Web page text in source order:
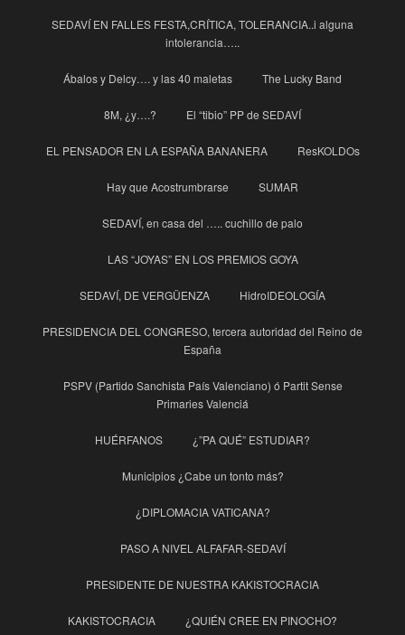
SEDAVÍ EN FALLES FESTA,CRÍTICA, TOLERANCIA..i alguna
intolerancia…..
Ábalos y Delcy…. y las 40 maletas The Lucky Band
8M, ¿y….? El “tibio” PP de SEDAVÍ
EL PENSADOR EN LA ESPAÑA BANANERA ResKOLDOs
Hay que Acostrumbrarse SUMAR
SEDAVÍ, en casa del ….. cuchillo de palo
LAS “JOYAS” EN LOS PREMIOS GOYA
SEDAVÍ, DE VERGÜENZA HidroIDEOLOGÍA
PRESIDENCIA DEL CONGRESO, tercera autoridad del Reino de
España
PSPV (Partido Sanchista País Valenciano) ó Partit Sense
Primaries Valenciá
HUÉRFANOS ¿”PA QUÉ” ESTUDIAR?
Municipios ¿Cabe un tonto más?
¿DIPLOMACIA VATICANA?
PASO A NIVEL ALFAFAR-SEDAVÍ
PRESIDENTE DE NUESTRA KAKISTOCRACIA
KAKISTOCRACIA ¿QUIÉN CREE EN PINOCHO?